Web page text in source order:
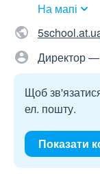
На мапі
Директор —
Щоб
ел. пошту.
Показати